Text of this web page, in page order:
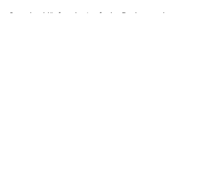
Case durchläuft es im Laufe des Design‑ und